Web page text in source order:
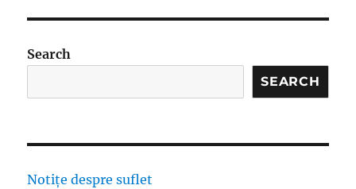
Search
SEARCH
Notițe despre suflet